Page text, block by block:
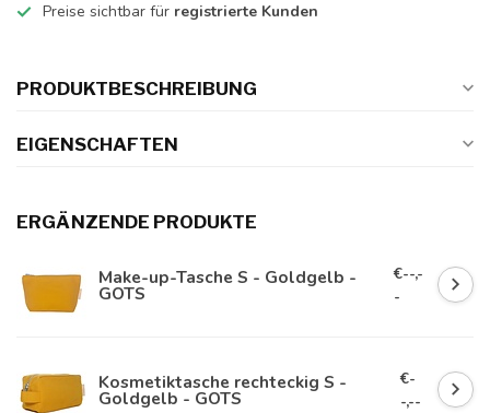
Preise sichtbar für registrierte Kunden
PRODUKTBESCHREIBUNG
EIGENSCHAFTEN
ERGÄNZENDE PRODUKTE
Make-up-Tasche S - Goldgelb -
GOTS
€--,-
-
Kosmetiktasche rechteckig S -
Goldgelb - GOTS
€-
-,--